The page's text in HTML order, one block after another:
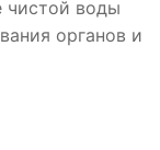
чистой воды
органов и